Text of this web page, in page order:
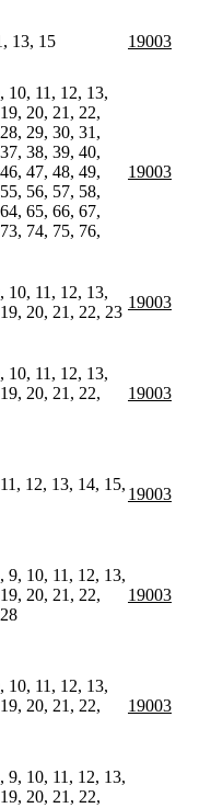
13, 15 19003
10, 11, 12, 13,
20, 21, 22,
29, 30, 31,
38, 39, 40,
47, 48, 49,
56, 57, 58,
65, 66, 67,
74, 75, 76,
19003
10, 11, 12, 13,
20, 21, 22, 23
19003
10, 11, 12, 13,
20, 21, 22,
19003
12, 13, 14, 15,
19003
9, 10, 11, 12, 13,
20, 21, 22,
19003
10, 11, 12, 13,
20, 21, 22,
19003
9, 10, 11, 12, 13,
20, 21, 22,